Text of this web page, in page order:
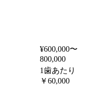
¥600,000〜
800,000
1歯あたり
￥60,000